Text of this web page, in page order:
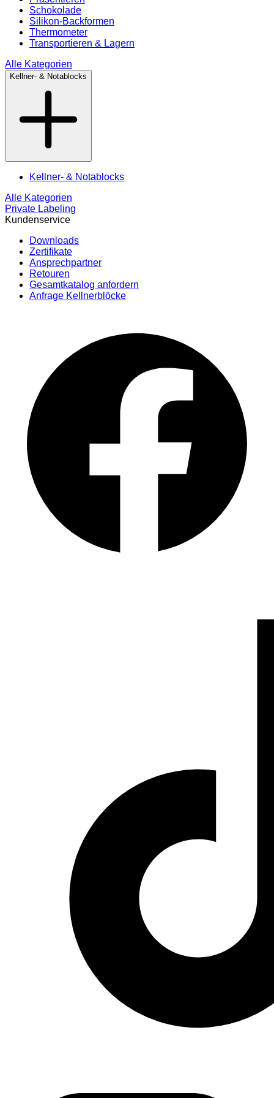
Schokolade
Silikon-Backformen
Thermometer
Transportieren & Lagern
Alle Kategorien
Kellner- & Notablocks
Kellner- & Notablocks
Alle Kategorien
Private Labeling
Kundenservice
Downloads
Zertifikate
Ansprechpartner
Retouren
Gesamtkatalog anfordern
Anfrage Kellnerblöcke